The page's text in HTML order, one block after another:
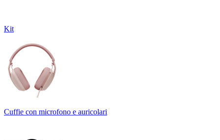
Kit
Cuffie con microfono e auricolari